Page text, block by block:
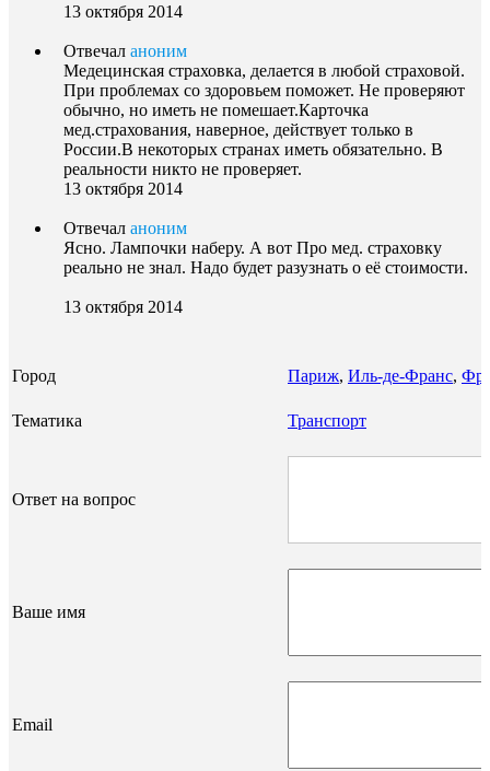
13 октября 2014
Отвечал аноним
Медецинская страховка, делается в любой страховой.
При проблемах со здоровьем поможет. Не проверяют
обычно, но иметь не помешает.Карточка
мед.страхования, наверное, действует только в
России.В некоторых странах иметь обязательно. В
реальности никто не проверяет.
13 октября 2014
Отвечал аноним
Ясно. Лампочки наберу. А вот Про мед. страховку
реально не знал. Надо будет разузнать о её стоимости.
13 октября 2014
Город Париж, Иль-де-Франс,
Тематика Транспорт
Ответ на вопрос
Ваше имя
Email